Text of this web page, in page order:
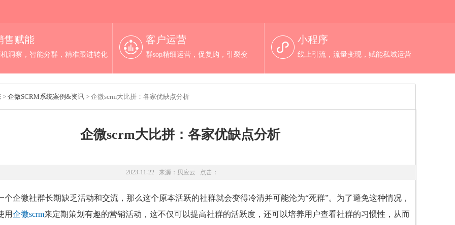
售赋能
洞察，智能分群，精准跟进转化
客户运营
群sop精细运营，促复购，引裂变
小程序
线上引流，流量变现，赋能私域运营
> 企微SCRM系统案例&资讯 > 企微scrm大比拼：各家优缺点分析
企微scrm大比拼：各家优缺点分析
2023-11-22 来源： 贝应云 点击：
个企微社群长期缺乏活动和交流，那么这个原本活跃的社群就会变得冷清并可能沦为“死群”。为了避免这种情况，
用企微scrm来定期策划有趣的营销活动，这不仅可以提高社群的活跃度，还可以培养用户查看社群的习惯性，从而